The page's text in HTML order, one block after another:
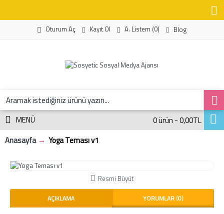
Oturum Aç Kayıt Ol A. Listem (0) Blog
0 ürün - 0,00TL
MENÜ
Anasayfa
Yoga Teması v1
Resmi Büyüt
AÇIKLAMA YORUMLAR (0)